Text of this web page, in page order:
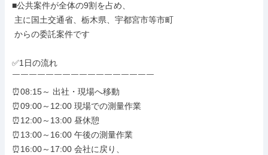
■公共案件が全体の9割を占め、
✅1日の流れ
￣￣￣￣￣￣￣￣￣￣￣￣￣￣￣￣￣
⏰08:15～ 出社・現場へ移動
⏰09:00～12:00 現場での測量作業
⏰12:00～13:00 昼休憩
⏰13:00～16:00 午後の測量作業
⏰16:00～17:00 会社に戻り、